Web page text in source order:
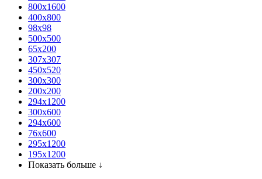
800x1600
400х800
98x98
500x500
65x200
307x307
450x520
300x300
200x200
294x1200
300x600
294x600
76х600
295х1200
195х1200
Показать больше ↓